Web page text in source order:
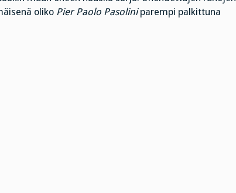
oliko Pier Paolo Pasoliniparempi palkittuna